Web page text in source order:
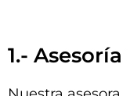
1.- Asesoría